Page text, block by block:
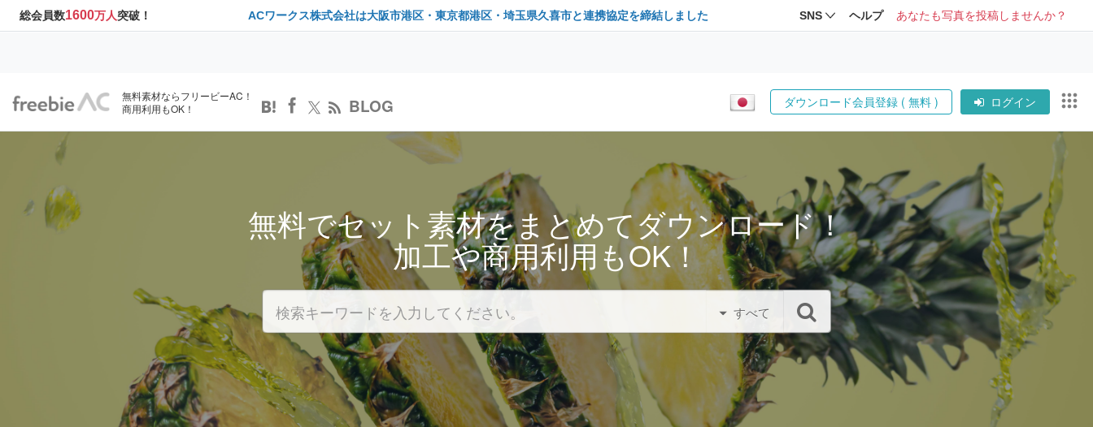
総会員数1600万人突破！ ACワークス株式会社は大阪市港区・東京都港区・埼玉県久喜市と連携協定を締結しました SNS ヘルプ あなたも写真を投稿しませんか？
無料素材ならフリービーAC！
商用利用もOK！
BLOG ダウンロード会員登録 ( 無料 ) ログイン
無料でセット素材をまとめてダウンロード！
加工や商用利用もOK！
すべて